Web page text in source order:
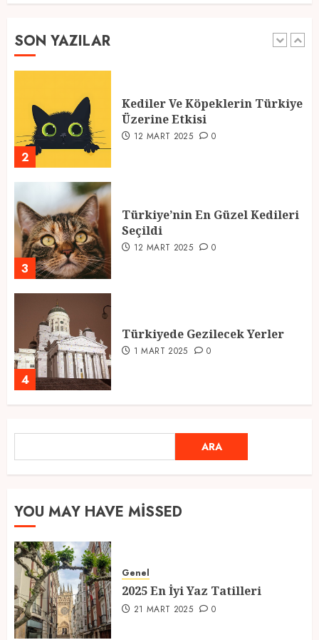
SON YAZILAR
1
2
Kediler Ve Köpeklerin Türkiye
Üzerine Etkisi
12 MART 2025 0
3
Türkiye’nin En Güzel Kedileri
Seçildi
12 MART 2025 0
4
Türkiyede Gezilecek Yerler
1 MART 2025 0
Ramazan Ayı 2025: Manevi
Atmosfer ve Özel Hazırlıklar
1
21 MART 2025
ARA
YOU MAY HAVE MISSED
Genel
2025 En İyi Yaz Tatilleri
21 MART 2025 0